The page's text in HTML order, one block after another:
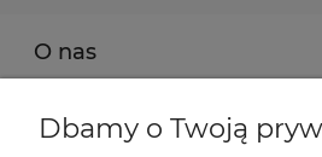
O nas
Moje konto
Dbamy o Twoją